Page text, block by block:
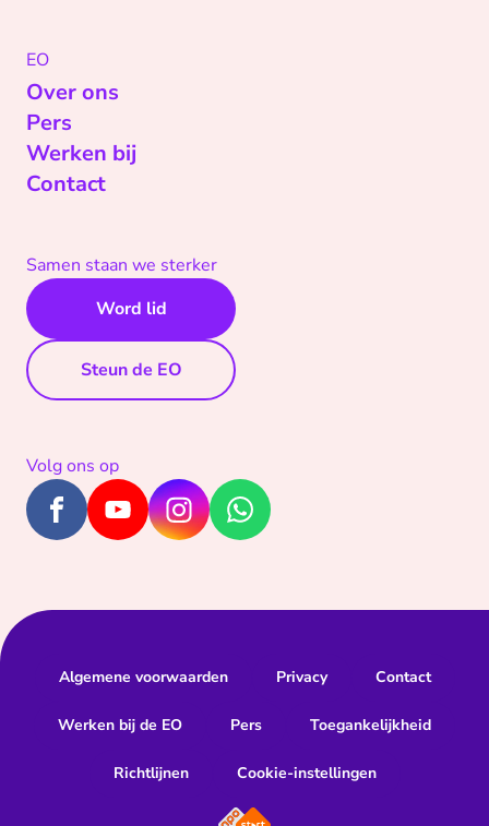
EO
Over ons
Pers
Werken bij
Contact
Samen staan we sterker
Word lid
Steun de EO
Volg ons op
Algemene voorwaarden Privacy Contact
Werken bij de EO Pers Toegankelijkheid
Richtlijnen Cookie-instellingen